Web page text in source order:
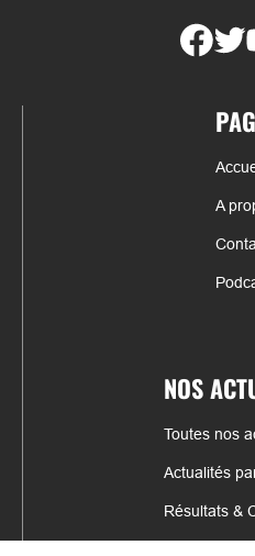
A
NOS
Toutes nos
Actualités
Résultats &